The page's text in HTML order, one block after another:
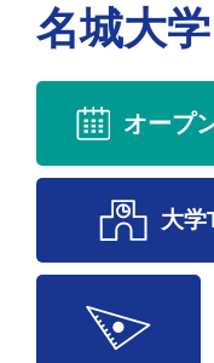
名城大学
オープ
大学